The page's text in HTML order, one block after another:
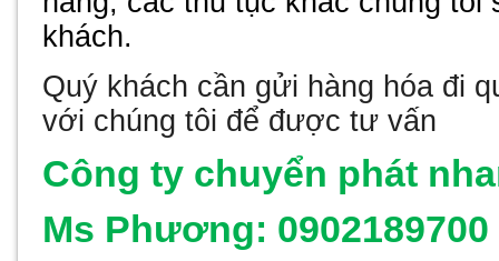
khách.
Quý khách cần gửi hàng hóa đi
với chúng tôi để được tư vấn
Công ty chuyển phát
Ms Phương: